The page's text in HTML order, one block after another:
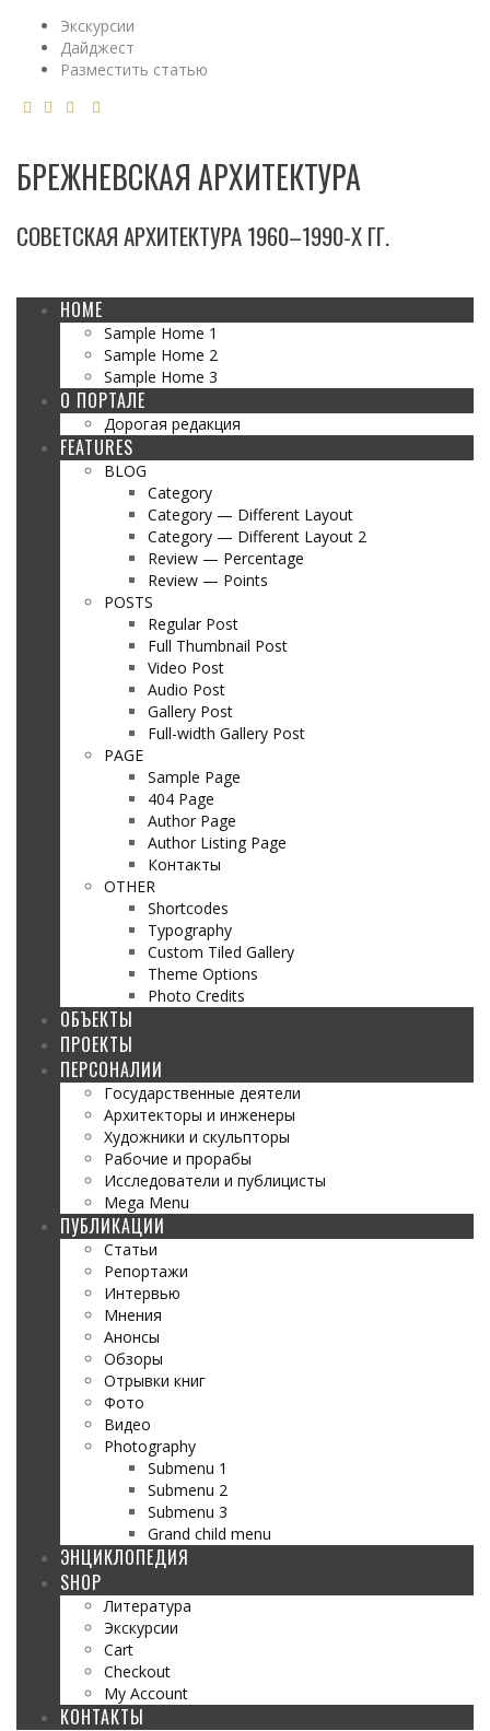
Экскурсии
Дайджест
Разместить статью
БРЕЖНЕВСКАЯ АРХИТЕКТУРА
СОВЕТСКАЯ АРХИТЕКТУРА 1960–1990-Х ГГ.
HOME
Sample Home 1
Sample Home 2
Sample Home 3
О ПОРТАЛЕ
Дорогая редакция
FEATURES
BLOG
Category
Category — Different Layout
Category — Different Layout 2
Review — Percentage
Review — Points
POSTS
Regular Post
Full Thumbnail Post
Video Post
Audio Post
Gallery Post
Full-width Gallery Post
PAGE
Sample Page
404 Page
Author Page
Author Listing Page
Контакты
OTHER
Shortcodes
Typography
Custom Tiled Gallery
Theme Options
Photo Credits
ОБЪЕКТЫ
ПРОЕКТЫ
ПЕРСОНАЛИИ
Государственные деятели
Архитекторы и инженеры
Художники и скульпторы
Рабочие и прорабы
Исследователи и публицисты
Mega Menu
ПУБЛИКАЦИИ
Статьи
Репортажи
Интервью
Мнения
Анонсы
Обзоры
Отрывки книг
Фото
Видео
Photography
Submenu 1
Submenu 2
Submenu 3
Grand child menu
ЭНЦИКЛОПЕДИЯ
SHOP
Литература
Экскурсии
Cart
Checkout
My Account
КОНТАКТЫ